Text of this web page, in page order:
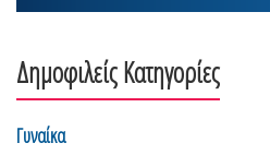
Δημοφιλείς Κατηγορίες
Γυναίκα